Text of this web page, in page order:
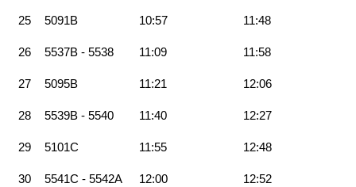
25 5091B 10:57 11:48
26 5537B - 5538 11:09 11:58
27 5095B 11:21 12:06
28 5539B - 5540 11:40 12:27
29 5101C 11:55 12:48
30 5541C - 5542A 12:00 12:52